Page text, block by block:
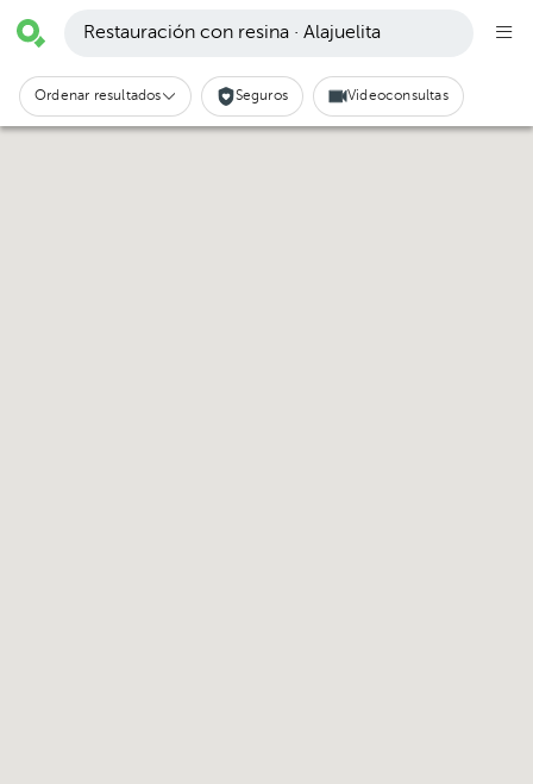
Restauración con resina · Alajuelita
Ordenar resultados Seguros Videoconsultas